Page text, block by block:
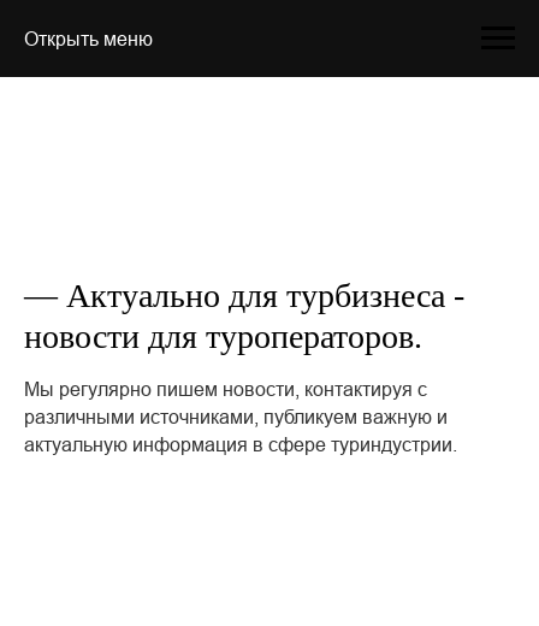
Открыть меню
— Актуально для турбизнеса -
новости для туроператоров.
Мы регулярно пишем новости, контактируя с
различными источниками, публикуем важную и
актуальную информация в сфере туриндустрии.